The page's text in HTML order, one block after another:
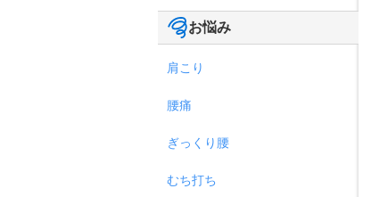
お悩み
肩こり
腰痛
ぎっくり腰
むち打ち